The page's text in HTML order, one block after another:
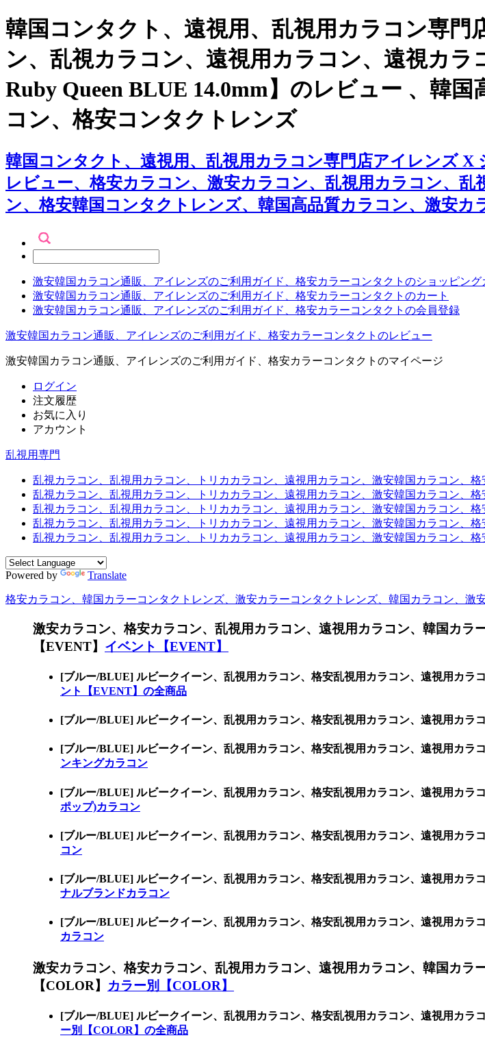
韓国コンタクト、遠視用、乱視用カラコン専
ン、乱視カラコン、遠視用カラコン、遠視カラ
Ruby Queen BLUE 14.0mm】のレビュー 、韓
コン、格安コンタクトレンズ
韓国コンタクト、遠視用、乱視用カラコン専門店アイレンズ X
レビュー、格安カラコン、激安カラコン、乱視用カラコン、
ン、格安韓国コンタクトレンズ、韓国高品質カラコン、激安カ
激安韓国カラコン通販、アイレンズのご利用ガイド、格安カラーコンタクトのショッピング
激安韓国カラコン通販、アイレンズのご利用ガイド、格安カラーコンタクトのカート
激安韓国カラコン通販、アイレンズのご利用ガイド、格安カラーコンタクトの会員登録
激安韓国カラコン通販、アイレンズのご利用ガイド、格安カラーコンタクトのレビュー
激安韓国カラコン通販、アイレンズのご利用ガイド、格安カラーコンタクトのマイページ
ログイン
注文履歴
お気に入り
アカウント
乱視用専門
乱視カラコン、乱視用カラコン、トリカカラコン、遠視用カラコン、激安韓国カラコン、
乱視カラコン、乱視用カラコン、トリカカラコン、遠視用カラコン、激安韓国カラコン、
乱視カラコン、乱視用カラコン、トリカカラコン、遠視用カラコン、激安韓国カラコン、格
乱視カラコン、乱視用カラコン、トリカカラコン、遠視用カラコン、激安韓国カラコン、格
乱視カラコン、乱視用カラコン、トリカカラコン、遠視用カラコン、激安韓国カラコン、格
Powered by Translate
格安カラコン、韓国カラーコンタクトレンズ、激安カラーコンタクトレンズ、韓国カラコン、激
激安カラコン、格安カラコン、乱視用カラコン、遠視用カラコン、韓国カ
【EVENT】 イベント【EVENT】
[ブルー/BLUE] ルビークイーン、乱視用カラコン、格安乱視用カラコン、遠視用カラ
ント【EVENT】の全商品
[ブルー/BLUE] ルビークイーン、乱視用カラコン、格安乱視用カラコン、遠視用カラ
[ブルー/BLUE] ルビークイーン、乱視用カラコン、格安乱視用カラコン、遠視用カ
ンキングカラコン
[ブルー/BLUE] ルビークイーン、乱視用カラコン、格安乱視用カラコン、遠視用カ
ポップ)カラコン
[ブルー/BLUE] ルビークイーン、乱視用カラコン、格安乱視用カラコン、遠視用カ
コン
[ブルー/BLUE] ルビークイーン、乱視用カラコン、格安乱視用カラコン、遠視用カ
ナルブランドカラコン
[ブルー/BLUE] ルビークイーン、乱視用カラコン、格安乱視用カラコン、遠視用カ
カラコン
激安カラコン、格安カラコン、乱視用カラコン、遠視用カラコン、韓国カ
【COLOR】 カラー別【COLOR】
[ブルー/BLUE] ルビークイーン、乱視用カラコン、格安乱視用カラコン、遠視用カラ
ー別【COLOR】の全商品